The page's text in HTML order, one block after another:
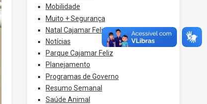
Mobilidade
Muito + Segurança
Natal Cajamar Feliz
Notícias
Parque Cajamar Feliz
Planejamento
Programas de Governo
Resumo Semanal
Saúde Animal